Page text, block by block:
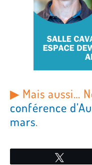
▶︎ Mais aussi…
conférence
mars.